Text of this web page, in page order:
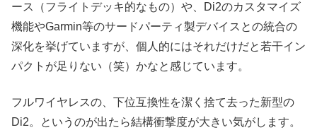
ース（フライトデッキ的なもの）や、Di2のカスタマイズ
機能やGarmin等のサードパーティ製デバイスとの統合の
深化を挙げていますが、個人的にはそれだけだと若干イン
パクトが足りない（笑）かなと感じています。
フルワイヤレスの、下位互換性を潔く捨て去った新型の
Di2。というのが出たら結構衝撃度が大きい気がします。